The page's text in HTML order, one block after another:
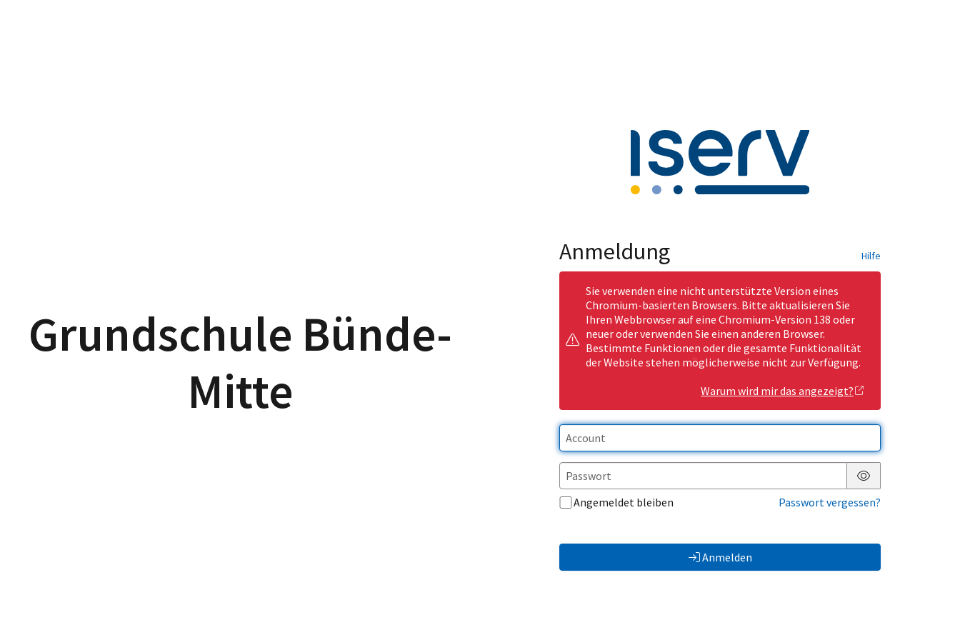
Grundschule Bünde-
Mitte
Anmeldung Hilfe
Sie verwenden eine nicht unterstützte Version eines
Chromium-basierten Browsers. Bitte aktualisieren Sie
Ihren Webbrowser auf eine Chromium-Version 138 oder
neuer oder verwenden Sie einen anderen Browser.
Bestimmte Funktionen oder die gesamte Funktionalität
der Website stehen möglicherweise nicht zur Verfügung.
Warum wird mir das angezeigt?
Passwort anzeigen
Angemeldet bleiben
Passwort vergessen?
Anmelden